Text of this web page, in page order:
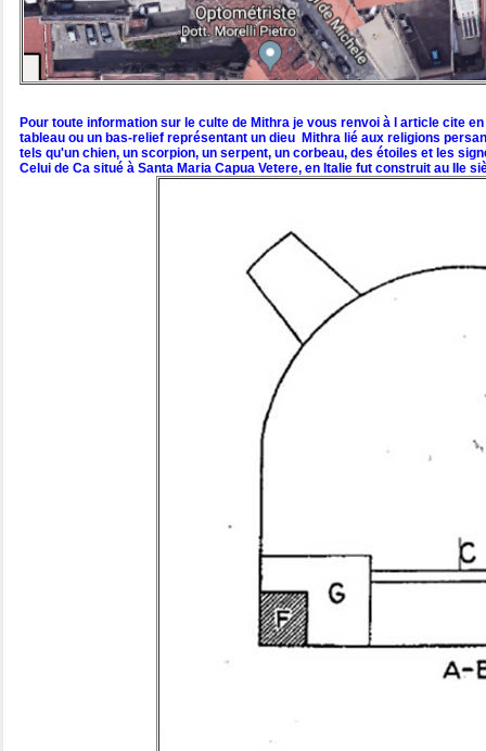
Pour toute information sur le culte de Mithra je vous renvoi à l article cite
tableau ou un bas-relief représentant un dieu Mithra lié aux religions
tels qu'un chien, un scorpion, un serpent, un corbeau, des étoiles et les
Celui de Ca situé à Santa Maria Capua Vetere, en Italie fut construit au IIe